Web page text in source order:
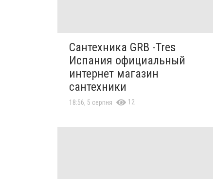
Сантехника GRB -Tres
Испания официальный
интернет магазин
сантехники
18:56, 5 серпня 12